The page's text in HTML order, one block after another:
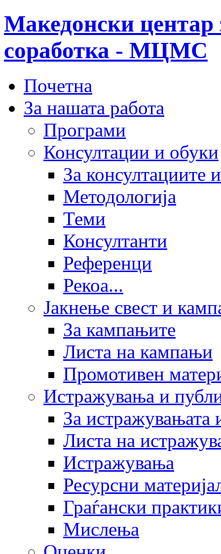
Македонски центар
соработка - МЦМС
Почетна
За нашата работа
Програми
Консултации и обуки
За консултациите
Методологија
Теми
Консултанти
Референци
Рекоа...
Јакнење свест и
За кампањите
Листа на кампањи
Промотивен
Истражувања и
За истражувањата
Листа на
Истражувања
Ресурсни
Граѓански
Мислења